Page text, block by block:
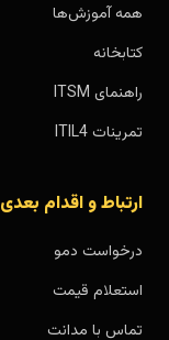
همه آموزش‌ها
کتابخانه
راهنمای ITSM
تمرینات ITIL4
ارتباط و اقدام بعدی
درخواست دمو
استعلام قیمت
تماس با مدانت